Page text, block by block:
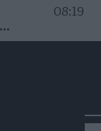
08:19